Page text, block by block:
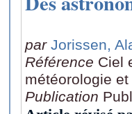
par Jorissen,
Référence Ciel
météorologie
Publication